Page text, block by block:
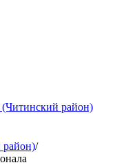
(Читинский район)
район)/